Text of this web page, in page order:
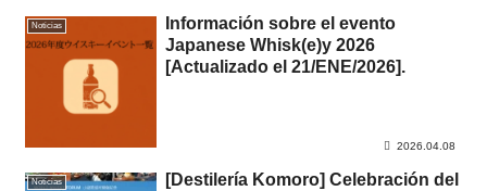
Noticias
Información sobre el evento
Japanese Whisk(e)y 2026
[Actualizado el 21/ENE/2026].
2026.04.08
Noticias
[Destilería Komoro] Celebración del